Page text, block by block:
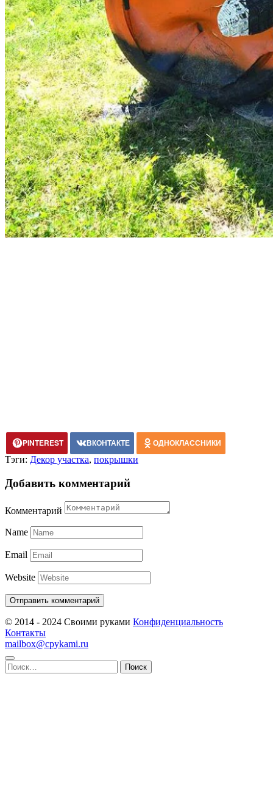
PINTEREST ВКОНТАКТЕ ОДНОКЛАССНИКИ
Тэги: Декор участка, покрышки
Добавить комментарий
Комментарий
Name
Email
Website
© 2014 - 2024 Своими руками Конфиденциальность
Контакты
mailbox@cpykami.ru
Найти: